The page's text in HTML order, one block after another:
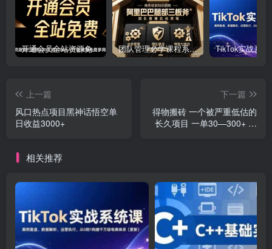
开通会员全站资源免费下载 开通VIP会员 HY资源库 团队管理必学课程系列，阿里巴巴“腿部三板斧”
上一篇
风口热点项目黑神话悟空单
日收益3000+
下一篇
得物搬砖 一个被严重低估的
长久项目 一单30—300+ 实
相关推荐